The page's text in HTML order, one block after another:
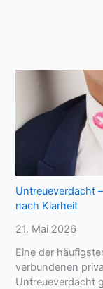
können
sprechen?
Untreueverdacht
nach Klarheit
21. Mai 2026
Eine der
verbundenen
Untreueverdacht